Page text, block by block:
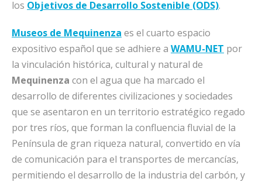
los Objetivos de Desarrollo Sostenible (ODS).
Museos de Mequinenza es el cuarto espacio
expositivo español que se adhiere a WAMU-NET por
la vinculación histórica, cultural y natural de
Mequinenza con el agua que ha marcado el
desarrollo de diferentes civilizaciones y sociedades
que se asentaron en un territorio estratégico regado
por tres ríos, que forman la confluencia fluvial de la
Península de gran riqueza natural, convertido en vía
de comunicación para el transportes de mercancías,
permitiendo el desarrollo de la industria del carbón, y